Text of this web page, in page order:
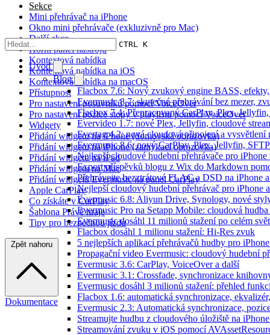
CTRL K
Úvod
Blog
Flacbox 7.6: Nový zvukový engine BASS,
Evermusic 8.7: skutečné přehrávání bez mezer,
Flacbox 7.4: Přepracovaný CarPlay, Plex,
Evervideo 1.7: nové Plex, Jellyfin, cloudové
Evertag 4.2: nová cloudová připojení a vysvětlení
Evermusic 8.6: nový CarPlay, Plex, Jellyfin,
Nejlepší cloudové hudební přehrávače pro iPhone
Export příspěvků blogu z Wix do Markdown
Přehrávejte bezztrátové FLAC a DSD na iPhone
Nejlepší cloudový hudební přehrávač pro iPhone
Evermusic 6.8: Aliyun Drive, Synology, nové
Evermusic Pro na Setapp Mobile: cloudová
Evermusic dosáhl 11 milionů stažení po celém
Flacbox dosáhl 1 milionu stažení: Hi-Res zvuk
5 nejlepších aplikací přehrávačů hudby pro
Propagační video Evermusic: cloudový hudební
Evermusic 3.6: CarPlay, VoiceOver a další
Evermusic 3.1: Crossfade, synchronizace
Evermusic dosáhl 3 milionů stažení: přehled
Flacbox 1.6: automatická synchronizace,
Evermusic 2.3: Automatická synchronizace,
Streamujte hudbu z cloudového úložiště na
Streamování zvuku v iOS pomocí
Sekce
Mini přehrávač na iPhone
Okno mini přehrávače (exkluzivně pro Mac)
Další akce
Horní panel nástrojů
Kontextová nabídka
Kontextová nabídka na iOS
Kontextová nabídka na macOS
Přístupnost
Pro nastavení posuvníků pomocí VoiceOver
Pro nastavení pozice stopy v playlistu pomocí VoiceOver
Widgety
Přidání widgetu na iPhone (domovská obrazovka)
Přidání widgetu na iPhone (zamykací obrazovka)
Přidání widgetu na iPad
Přidání widgetu na Mac
Přidání widgetů Evermusic na panel CarPlay
Apple CarPlay
Co získáte v CarPlay
Šablona Právě hraje
Tipy pro bezpečnou jízdu
Zpět nahoru
Dokumentace